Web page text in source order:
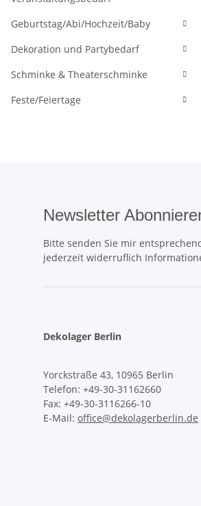
Geburtstag/Abi/Hochzeit/Baby
Dekoration und Partybedarf
Schminke & Theaterschminke
Feste/Feiertage
Newsletter
Bitte senden Sie mir
jederzeit widerruflich
Dekolager Berlin
Yorckstraße 43, 10965 Berlin
Telefon: +49-30-31162660
Fax: +49-30-3116266-10
E-Mail: office@dekolagerberlin.de